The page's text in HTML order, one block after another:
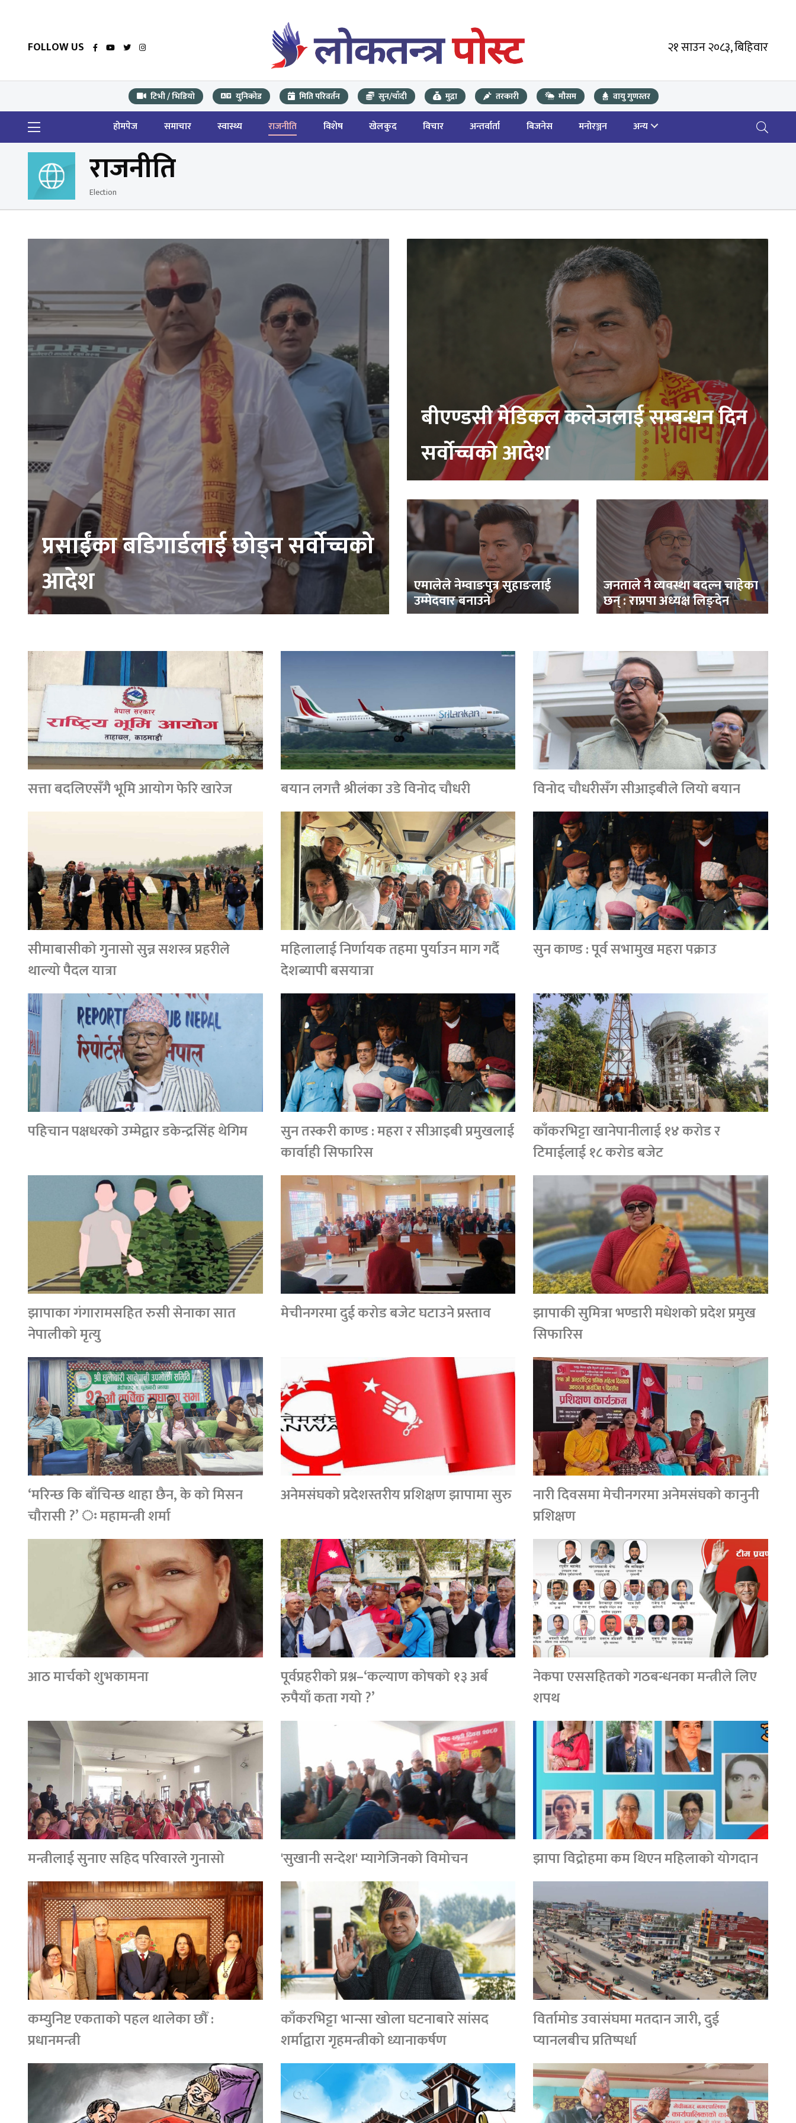
FOLLOW US २१ साउन २०८३, बिहिवार
टिभी / भिडियो युनिकोड मिति परिवर्तन सुन/चाँदी मुद्रा तरकारी मौसम वायु गुणस्तर
होमपेज समाचार स्वास्थ्य राजनीति विशेष खेलकुद विचार अन्तर्वार्ता बिजनेस मनोरञ्जन अन्य
राजनीति
Election
प्रसाईंका बडिगार्डलाई छोड्न सर्वोच्चको
आदेश
बीएण्डसी मेडिकल कलेजलाई सम्बन्धन दिन
सर्वोच्चको आदेश
एमालेले नेम्वाङपुत्र सुहाङलाई
उम्मेदवार बनाउने
जनताले नै व्यवस्था बदल्न चाहेका
छन् : राप्रपा अध्यक्ष लिङ्देन
सत्ता बदलिएसँगै भूमि आयोग फेरि खारेज बयान लगत्तै श्रीलंका उडे विनोद चौधरी विनोद चौधरीसँग सीआइबीले लियो बयान
सीमाबासीको गुनासो सुन्न सशस्त्र प्रहरीले
थाल्यो पैदल यात्रा
महिलालाई निर्णायक तहमा पुर्याउन माग गर्दै
देशब्यापी बसयात्रा
सुन काण्ड : पूर्व सभामुख महरा पक्राउ
पहिचान पक्षधरको उम्मेद्वार डकेन्द्रसिंह थेगिम
सुन तस्करी काण्ड : महरा र सीआइबी प्रमुखलाई
कार्वाही सिफारिस
काँकरभिट्टा खानेपानीलाई १४ करोड र
टिमाईलाई १८ करोड बजेट
झापाका गंगारामसहित रुसी सेनाका सात
नेपालीको मृत्यु
मेचीनगरमा दुई करोड बजेट घटाउने प्रस्ताव
झापाकी सुमित्रा भण्डारी मधेशको प्रदेश प्रमुख
सिफारिस
‘मरिन्छ कि बाँचिन्छ थाहा छैन, के को मिसन
चौरासी ?’ ः महामन्त्री शर्मा
अनेमसंघको प्रदेशस्तरीय प्रशिक्षण झापामा सुरु
नारी दिवसमा मेचीनगरमा अनेमसंघको कानुनी
प्रशिक्षण
आठ मार्चकाे शुभकामना
पूर्वप्रहरीको प्रश्न–‘कल्याण कोषको १३ अर्ब
रुपैयाँ कता गयो ?’
नेकपा एससहितको गठबन्धनका मन्त्रीले लिए
शपथ
मन्त्रीलाई सुनाए सहिद परिवारले गुनासो 'सुखानी सन्देश' म्यागेजिनको विमोचन झापा विद्रोहमा कम थिएन महिलाको योगदान
कम्युनिष्ट एकताको पहल थालेका छौँ :
प्रधानमन्त्री
काँकरभिट्टा भान्सा खोला घटनाबारे सांसद
शर्माद्वारा गृहमन्त्रीको ध्यानाकर्षण
विर्तामोड उवासंघमा मतदान जारी, दुई
प्यानलबीच प्रतिष्पर्धा